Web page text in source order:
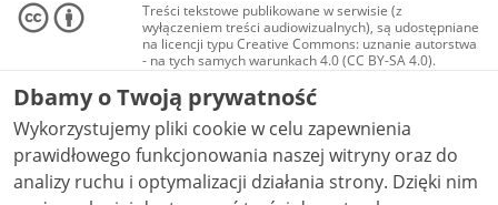
Treści tekstowe publikowane w serwisie (z
wyłączeniem treści audiowizualnych), są udostępniane
na licencji typu Creative Commons: uznanie autorstwa
- na tych samych warunkach 4.0 (CC BY-SA 4.0).
Materiały audiowizualne, w tym zdjęcia, materiały
audio i wideo, są udostępniane na licencji typu
Creative Commons: uznanie autorstwa użycie
niekomercyjne - bez utworów zależnych 4.0 (CC BY-
NC-ND 4.0), o ile nie jest to stwierdzone inaczej.
Dbamy o Twoją prywatność
Wykorzystujemy pliki cookie w celu zapewnienia
prawidłowego funkcjonowania naszej witryny oraz do
analizy ruchu i optymalizacji działania strony. Dzięki nim